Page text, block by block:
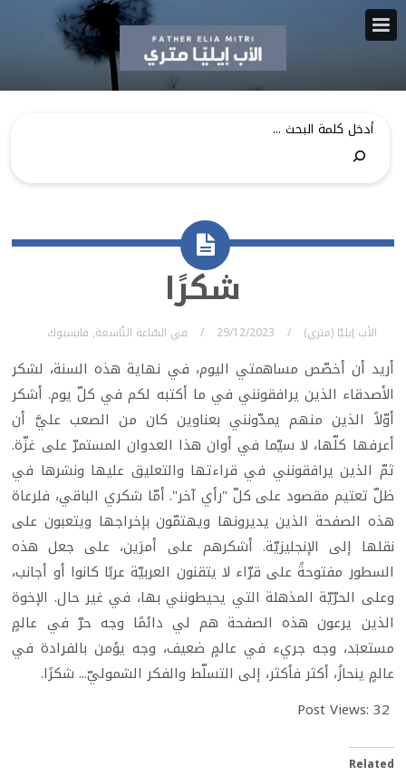
شكرًا
الأب إيليّا (متري) 29/12/2023 في السّاعة التّاسعة, فايسبوك
أريد أن أخصّص مساهمتي اليوم، في نهاية هذه السنة، لشكر
الأصدقاء الذين يرافقونني في ما أكتبه لكم في كلّ يوم. أشكر
أوّلاً الذين منهم يمدّونني بعناوين كان من الصعب عليَّ أن
أعرفها كلّها، لا سيّما في أوان هذا العدوان المستمرّ على غزّة.
ثمّ الذين يرافقونني في قراءتها والتعليق عليها ونشرها في
ظلّ تعتيم مقصود على كلّ "رأي آخر". أمّا شكري الباقي، فلرعاة
هذه الصفحة الذين يديرونها ويهتمّون بإخراجها ويتعبون على
نقلها إلى الإنجليزيّة. أشكرهم على أمرَين، على جعل هذه
السطور مفتوحةً على قرّاء لا يتقنون العربيّة عربًا كانوا أو أجانب،
وعلى الحرّيّة المذهلة التي يحيطونني بها، في غير حال. الإخوة
الذين يرعون هذه الصفحة هم لي دائمًا وجه حرّ في عالمٍ
مستعبَد، وجه جريء في عالمٍ ضعيف، وجه يؤمن بالفرادة في
عالمٍ ينحازُ، أكثر فأكثر، إلى التسلّط والفكر الشموليّ... شكرًا.
Post Views: 32
Related